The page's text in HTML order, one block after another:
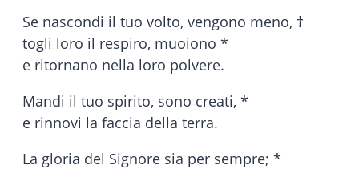
Se nascondi il tuo volto, vengono meno, †
togli loro il respiro, muoiono *
e ritornano nella loro polvere.
Mandi il tuo spirito, sono creati, *
e rinnovi la faccia della terra.
La gloria del Signore sia per sempre; *